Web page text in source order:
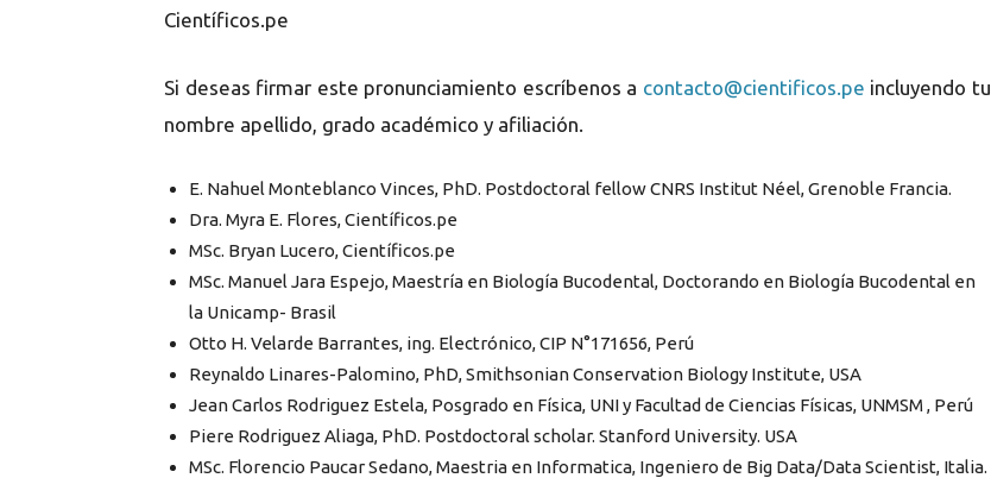
Científicos.pe
Si deseas firmar este pronunciamiento escríbenos a contacto@cientificos.pe incluyendo tu
nombre apellido, grado académico y afiliación.
E. Nahuel Monteblanco Vinces, PhD. Postdoctoral fellow CNRS Institut Néel, Grenoble Francia.
Dra. Myra E. Flores, Científicos.pe
MSc. Bryan Lucero, Científicos.pe
MSc. Manuel Jara Espejo, Maestría en Biología Bucodental, Doctorando en Biología Bucodental en
la Unicamp- Brasil
Otto H. Velarde Barrantes, ing. Electrónico, CIP N°171656, Perú
Reynaldo Linares-Palomino, PhD, Smithsonian Conservation Biology Institute, USA
Jean Carlos Rodriguez Estela, Posgrado en Física, UNI y Facultad de Ciencias Físicas, UNMSM , Perú
Piere Rodriguez Aliaga, PhD. Postdoctoral scholar. Stanford University. USA
MSc. Florencio Paucar Sedano, Maestria en Informatica, Ingeniero de Big Data/Data Scientist, Italia.